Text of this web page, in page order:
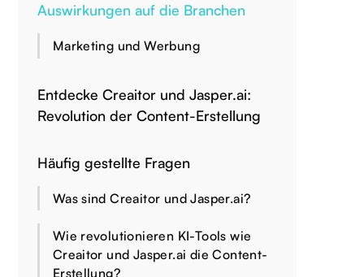
Auswirkungen auf die Branchen
Marketing und Werbung
Entdecke Creaitor und Jasper.ai:
Revolution der Content-Erstellung
Häufig gestellte Fragen
Was sind Creaitor und Jasper.ai?
Wie revolutionieren KI-Tools wie
Creaitor und Jasper.ai die Content-
Erstellung?